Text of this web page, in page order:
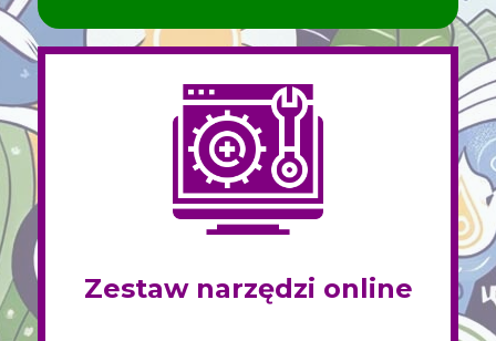
Zestaw narzędzi online